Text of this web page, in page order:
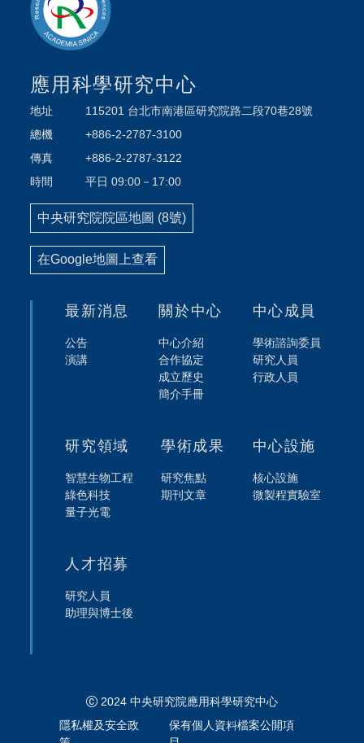
應用科學研究中心
地址
115201 台北市南港區研究院路二段70巷28號
總機
+886-2-2787-3100
傳真
+886-2-2787-3122
時間
平日 09:00－17:00
中央研究院院區地圖 (8號)
在Google地圖上查看
最新消息
公告
演講
關於中心
中心介紹
合作協定
成立歷史
簡介手冊
中心成員
學術諮詢委員
研究人員
行政人員
研究領域
智慧生物工程
綠色科技
量子光電
學術成果
研究焦點
期刊文章
中心設施
核心設施
微製程實驗室
人才招募
研究人員
助理與博士後
2024 中央研究院應用科學研究中心
隱私權及安全政
保有個人資料檔案公開項